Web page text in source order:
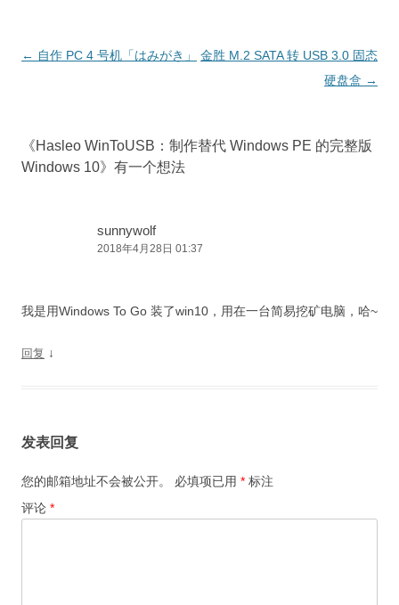
文
← 自作 PC 4 号机「はみがき」
金胜 M.2 SATA 转 USB 3.0 固态
硬盘盒 →
《Hasleo WinToUSB：制作替代 Windows PE 的完整版
Windows 10》有一个想法
sunnywolf
2018年4月28日 01:37
我是用Windows To Go 装了win10，用在一台简易挖矿电脑，哈~
回复 ↓
发表回复
您的邮箱地址不会被公开。 必填项已用 * 标注
评论 *